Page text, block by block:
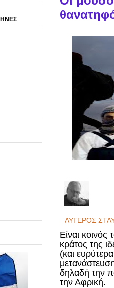
ΛΥΓΕΡΟΣ
Είναι
κράτος της
(και
δηλαδή την
την Αφρική.